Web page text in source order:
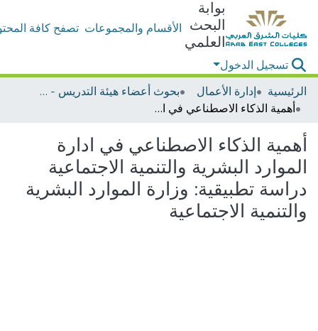
بوابة
البحث
العلمي
الأقسام والمجموعات تصفح كافة
تسجيل الدخول
الرئيسية
إدارة الأعمال
بحوث أعضاء هيئة التدريس - إدارة الأعمال
أهمية الذكاء الاصطناعي في ادارة الموارد البشرية والتنمية الاجتماعية دراسة تطبيقية: وزارة الموارد البشرية والتنمية الاجتماعية
أهمية الذكاء الاصطناعي في ادارة
الموارد البشرية والتنمية الاجتماعية
دراسة تطبيقية: وزارة الموارد البشرية
والتنمية الاجتماعية